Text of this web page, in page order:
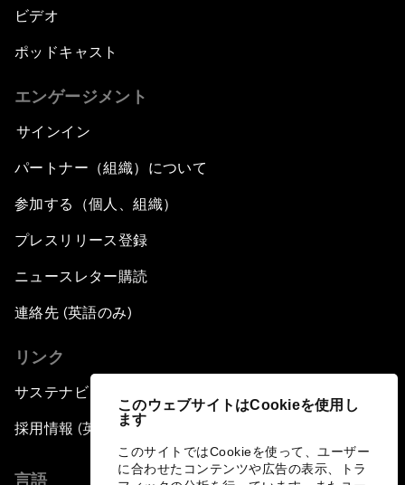
このウェブサイトはCookieを使用し
ます
このサイトではCookieを使って、ユーザー
に合わせたコンテンツや広告の表示、トラ
ビデオ
ポッドキャスト
エンゲージメント
サインイン
パートナー（組織）について
参加する（個人、組織）
プレスリリース登録
ニュースレター購読
連絡先 (英語のみ)
リンク
サステナビリティへの取り組み
採用情報 (英語のみ)
言語